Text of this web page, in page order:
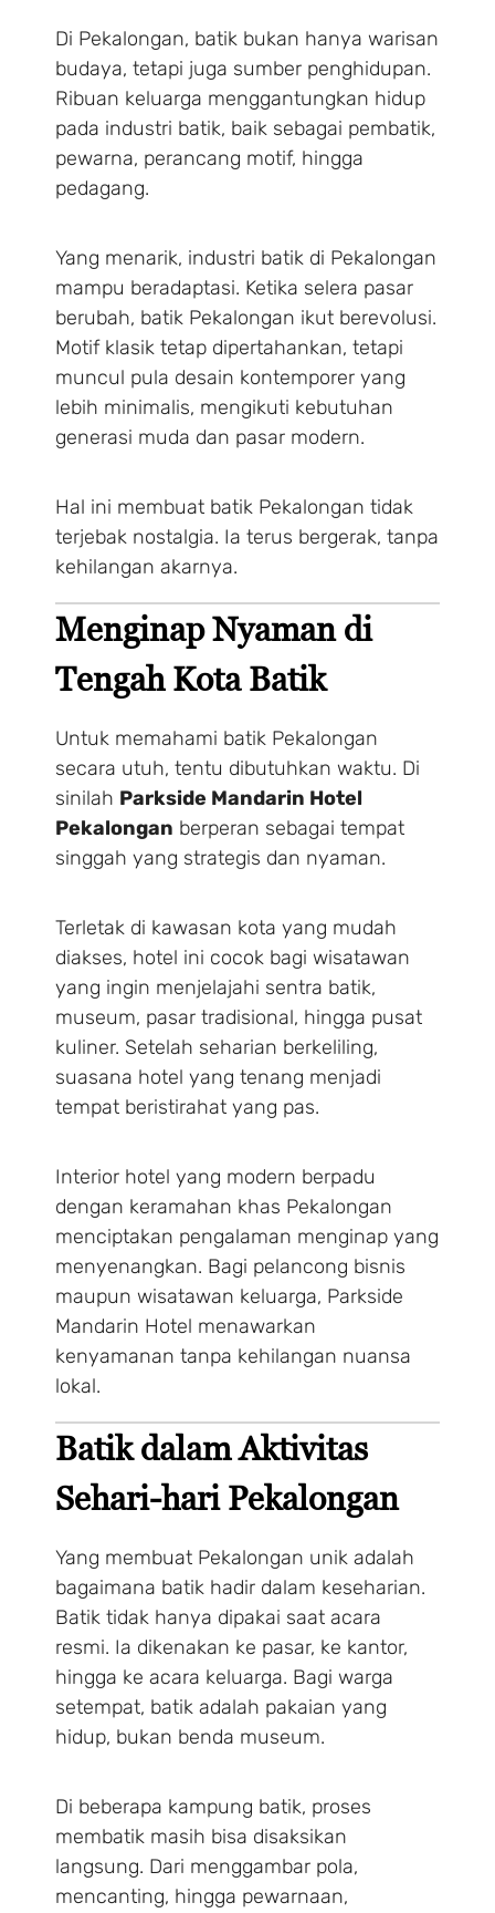
Di Pekalongan, batik bukan hanya warisan
budaya, tetapi juga sumber penghidupan.
Ribuan keluarga menggantungkan hidup
pada industri batik, baik sebagai pembatik,
pewarna, perancang motif, hingga
pedagang.
Yang menarik, industri batik di Pekalongan
mampu beradaptasi. Ketika selera pasar
berubah, batik Pekalongan ikut berevolusi.
Motif klasik tetap dipertahankan, tetapi
muncul pula desain kontemporer yang
lebih minimalis, mengikuti kebutuhan
generasi muda dan pasar modern.
Hal ini membuat batik Pekalongan tidak
terjebak nostalgia. Ia terus bergerak, tanpa
kehilangan akarnya.
Menginap Nyaman di
Tengah Kota Batik
Untuk memahami batik Pekalongan
secara utuh, tentu dibutuhkan waktu. Di
sinilah Parkside Mandarin Hotel
Pekalongan berperan sebagai tempat
singgah yang strategis dan nyaman.
Terletak di kawasan kota yang mudah
diakses, hotel ini cocok bagi wisatawan
yang ingin menjelajahi sentra batik,
museum, pasar tradisional, hingga pusat
kuliner. Setelah seharian berkeliling,
suasana hotel yang tenang menjadi
tempat beristirahat yang pas.
Interior hotel yang modern berpadu
dengan keramahan khas Pekalongan
menciptakan pengalaman menginap yang
menyenangkan. Bagi pelancong bisnis
maupun wisatawan keluarga, Parkside
Mandarin Hotel menawarkan
kenyamanan tanpa kehilangan nuansa
lokal.
Batik dalam Aktivitas
Sehari-hari Pekalongan
Yang membuat Pekalongan unik adalah
bagaimana batik hadir dalam keseharian.
Batik tidak hanya dipakai saat acara
resmi. Ia dikenakan ke pasar, ke kantor,
hingga ke acara keluarga. Bagi warga
setempat, batik adalah pakaian yang
hidup, bukan benda museum.
Di beberapa kampung batik, proses
membatik masih bisa disaksikan
langsung. Dari menggambar pola,
mencanting, hingga pewarnaan,